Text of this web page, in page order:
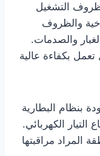
ظروف التشغيل
والظروف
والصدمات.
بكفاءة عالية
بنظام البطارية
الكهربائي.
المراد مراقبتها